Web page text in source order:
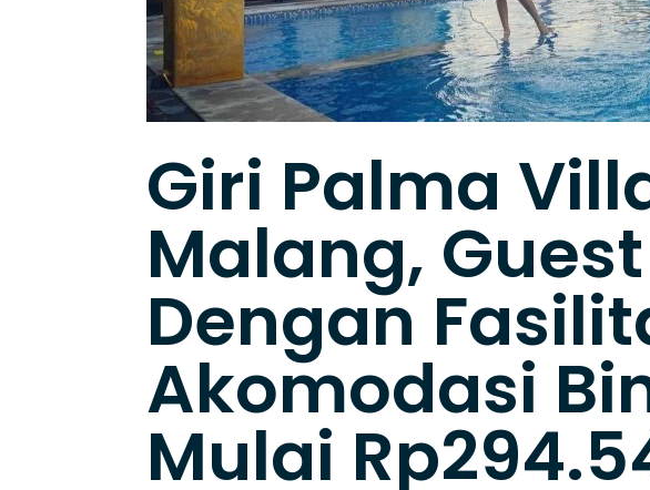
Giri Palma
Malang,
Dengan
Akomodasi
Mulai